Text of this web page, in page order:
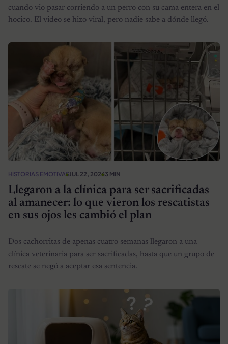
cuando vio pasar corriendo a un perro con su cama entera en el
hocico. El video se hizo viral, pero nadie sabe a dónde llegó.
HISTORIAS EMOTIVASJUL 22, 20263 MIN
Llegaron a la clínica para ser sacrificadas
al amanecer: lo que vieron los rescatistas
en sus ojos les cambió el plan
Dos cachorritas de apenas cuatro semanas llegaron a una
clínica veterinaria para ser sacrificadas, hasta que un grupo de
rescate se negó a aceptar esa sentencia.